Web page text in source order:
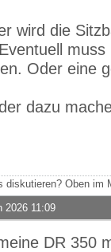
wird die
Oder eine
dazu
diskutieren? Oben
2026 11:09
DR 350